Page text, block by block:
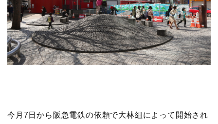
今月7日から阪急電鉄の依頼で大林組によって開始され